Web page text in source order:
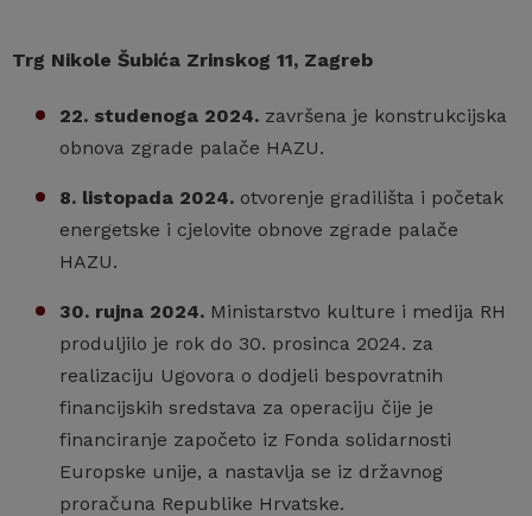
Trg Nikole Šubića Zrinskog 11, Zagreb
22. studenoga 2024. završena je konstrukcijska
obnova zgrade palače HAZU.
8. listopada 2024. otvorenje gradilišta i početak
energetske i cjelovite obnove zgrade palače
HAZU.
30. rujna 2024. Ministarstvo kulture i medija RH
produljilo je rok do 30. prosinca 2024. za
realizaciju Ugovora o dodjeli bespovratnih
financijskih sredstava za operaciju čije je
financiranje započeto iz Fonda solidarnosti
Europske unije, a nastavlja se iz državnog
proračuna Republike Hrvatske.